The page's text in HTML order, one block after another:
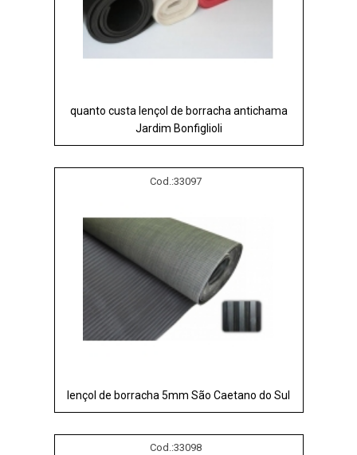
quanto custa lençol de borracha antichama
Jardim Bonfiglioli
Cod.:33097
lençol de borracha 5mm São Caetano do Sul
Cod.:33098